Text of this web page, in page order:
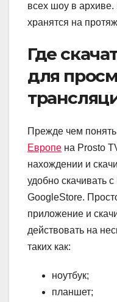
всех шоу в
хранятся на
Где
для
Прежде чем понять
Европе на Prosto
нахождении и
удобно скачивать
GoogleStore.
приложение и
действовать на
таких как:
ноутбук;
планшет;